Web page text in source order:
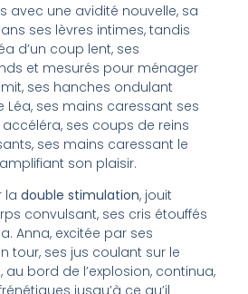
avec une avidité nouvelle, sa
ses lèvres intimes, tandis
d’un coup lent, ses
et mesurés pour ménager
ses hanches ondulant
ses mains caressant ses
ses coups de reins
ses mains caressant le
son plaisir.
ladouble stimulation, jouit
convulsant, ses cris étouffés
Anna, excitée par ses
tour, ses jus coulant sur le
au bord de l’explosion, continua,
jusqu’à ce qu’il